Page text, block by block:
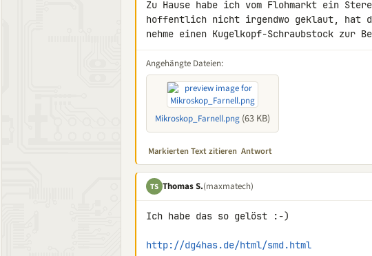
Zu Hause habe ich vom Flohmarkt ein
hoffentlich nicht irgendwo geklaut, hat
nehme einen Kugelkopf-Schraubstock zur
Angehängte Dateien:
Mikroskop_Farnell.png (63 KB)
Markierten Text zitieren Antwort
TS Thomas S.(maxmatech)
Ich habe das so gelöst :-)
http://dg4has.de/html/smd.html